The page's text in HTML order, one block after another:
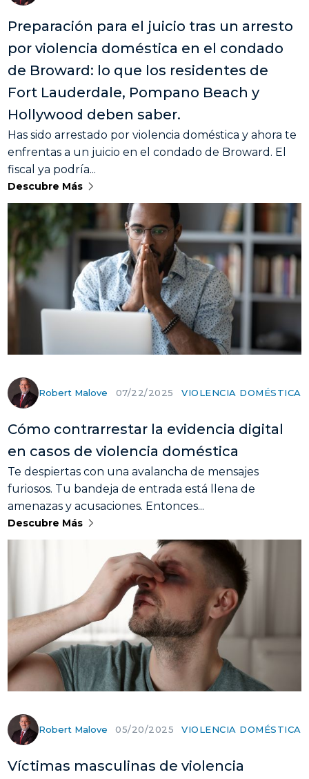
Preparación para el juicio tras un arresto
por violencia doméstica en el condado
de Broward: lo que los residentes de
Fort Lauderdale, Pompano Beach y
Hollywood deben saber.
Has sido arrestado por violencia doméstica y ahora te
enfrentas a un juicio en el condado de Broward. El
fiscal ya podría...
Descubre Más
Robert Malove 07/22/2025 VIOLENCIA DOMÉSTICA
Cómo contrarrestar la evidencia digital
en casos de violencia doméstica
Te despiertas con una avalancha de mensajes
furiosos. Tu bandeja de entrada está llena de
amenazas y acusaciones. Entonces...
Descubre Más
Robert Malove 05/20/2025 VIOLENCIA DOMÉSTICA
Víctimas masculinas de violencia